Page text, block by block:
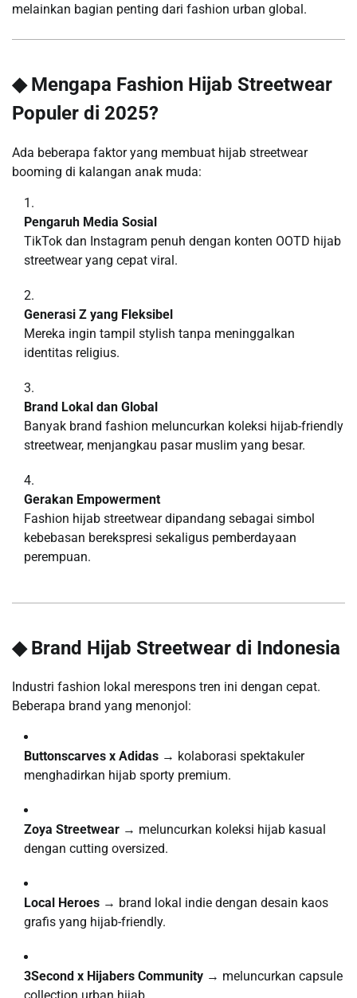
melainkan bagian penting dari fashion urban global.
◆ Mengapa Fashion Hijab Streetwear
Populer di 2025?
Ada beberapa faktor yang membuat hijab streetwear
booming di kalangan anak muda:
Pengaruh Media Sosial
TikTok dan Instagram penuh dengan konten OOTD hijab
streetwear yang cepat viral.
Generasi Z yang Fleksibel
Mereka ingin tampil stylish tanpa meninggalkan
identitas religius.
Brand Lokal dan Global
Banyak brand fashion meluncurkan koleksi hijab-friendly
streetwear, menjangkau pasar muslim yang besar.
Gerakan Empowerment
Fashion hijab streetwear dipandang sebagai simbol
kebebasan berekspresi sekaligus pemberdayaan
perempuan.
◆ Brand Hijab Streetwear di Indonesia
Industri fashion lokal merespons tren ini dengan cepat.
Beberapa brand yang menonjol:
Buttonscarves x Adidas → kolaborasi spektakuler
menghadirkan hijab sporty premium.
Zoya Streetwear → meluncurkan koleksi hijab kasual
dengan cutting oversized.
Local Heroes → brand lokal indie dengan desain kaos
grafis yang hijab-friendly.
3Second x Hijabers Community → meluncurkan capsule